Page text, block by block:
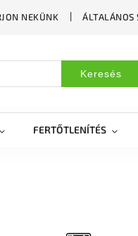
NEKÜNK ÁLTALÁNOS
Keresés
FERTŐTLENÍTÉS